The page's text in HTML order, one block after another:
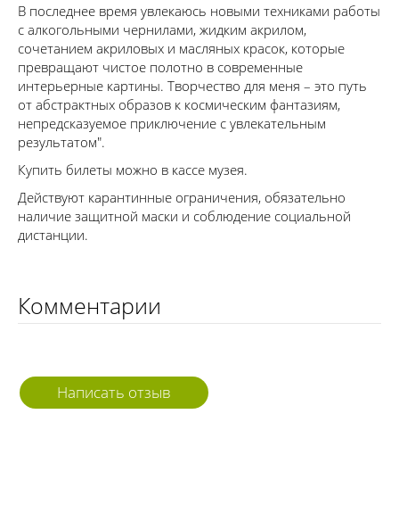
В последнее время увлекаюсь новыми техниками работы
с алкогольными чернилами, жидким акрилом,
сочетанием акриловых и масляных красок, которые
превращают чистое полотно в современные
интерьерные картины. Творчество для меня – это путь
от абстрактных образов к космическим фантазиям,
непредсказуемое приключение с увлекательным
результатом".
Купить билеты можно в кассе музея.
Действуют карантинные ограничения, обязательно
наличие защитной маски и соблюдение социальной
дистанции.
Комментарии
Написать отзыв